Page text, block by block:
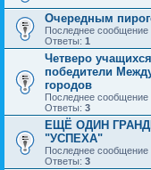
Очередным
Последнее сообщение
Ответы: 1
Четверо
победители
городов
Последнее сообщение
Ответы: 3
ЕЩЁ ОДИН
"УСПЕХА"
Последнее сообщение
Ответы: 3